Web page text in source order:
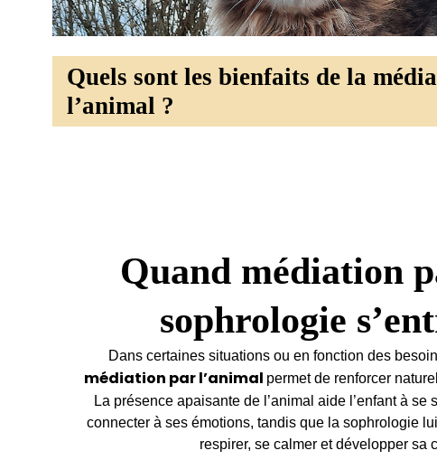
Quels sont les bienfaits de la
l’animal ?
Quand médiation
sophrologie
Dans certaines situations ou en fonction des
médiation par l’animal permet de renforcer
La présence apaisante de l’animal aide l’enfant à
connecter à ses émotions, tandis que la sophrologie
respirer, se calmer et développer sa